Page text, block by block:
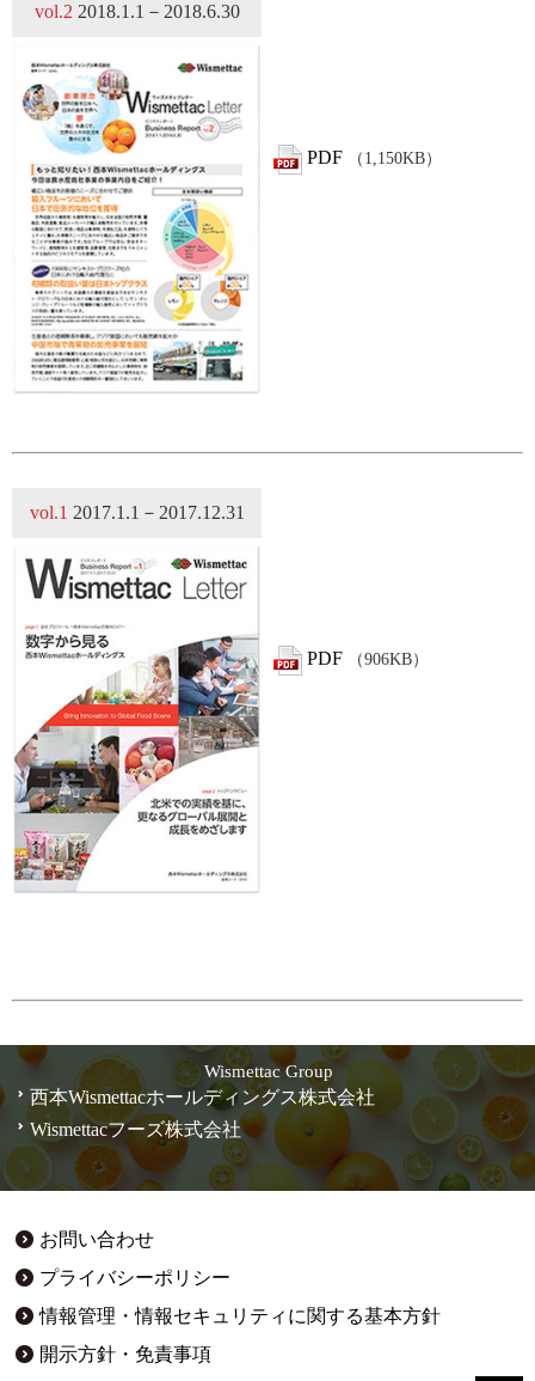
vol.2 2018.1.1－2018.6.30
PDF （1,150KB）
vol.1 2017.1.1－2017.12.31
PDF （906KB）
Wismettac Group
西本Wismettacホールディングス株式会社
Wismettacフーズ株式会社
お問い合わせ
プライバシーポリシー
情報管理・情報セキュリティに関する基本方針
開示方針・免責事項